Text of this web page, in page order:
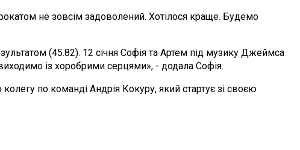
не зовсім задоволений. Хотілося краще. Будемо
(45.82). 12 січня Софія та Артем під музику Джеймса
із хоробрими серцями», - додала Софія.
по команді Андрія Кокуру, який стартує зі своєю